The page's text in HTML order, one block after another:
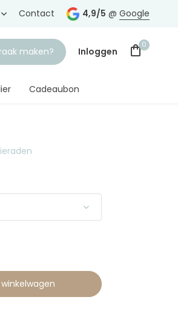
Gratis verzending vanaf € 75,-
Contact 4,9/5 @ Google
maken? Inloggen
0
Cadeaubon